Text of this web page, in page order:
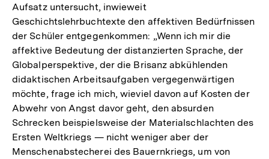
Auflösung
der
Fußnote
Aufsatz untersucht, inwieweit
Geschichtslehrbuchtexte den affektiven Bedürfnissen
der Schüler entgegenkommen: „Wenn ich mir die
affektive Bedeutung der distanzierten Sprache, der
Globalperspektive, der die Brisanz abkühlenden
didaktischen Arbeitsaufgaben vergegenwärtigen
möchte, frage ich mich, wieviel davon auf Kosten der
Abwehr von Angst davor geht, den absurden
Schrecken beispielsweise der Materialschlachten des
Ersten Weltkriegs — nicht weniger aber der
Menschenabstecherei des Bauernkriegs, um von